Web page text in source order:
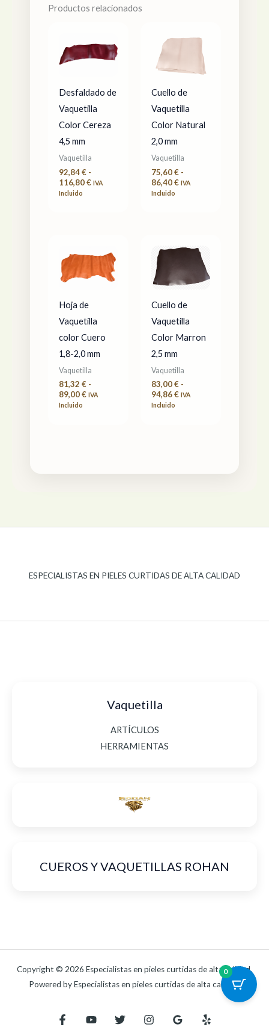
Productos relacionados
Desfaldado de
Vaquetilla
Color Cereza
4,5 mm
Vaquetilla
92,84€ -
116,80€
precios:
desde
116,80 €
IVA
Incluido
Cuello de
Vaquetilla
Color Natural
2,0 mm
Vaquetilla
75,60€ -
86,40€
de
precios:
75,60 €
86,40 €
IVA
Incluido
Hoja de
Vaquetilla
color Cuero
1,8-2,0 mm
Vaquetilla
81,32 € -
89,00€
precios:
desde
81,32 €
IVA
Incluido
Cuello de
Vaquetilla
Color Marron
2,5 mm
Vaquetilla
83,00€ -
94,86€
de
precios:
desde
83,00 €
94,86 €
IVA
Incluido
ESPECIALISTAS EN PIELES CURTIDAS DE ALTA CALIDAD
Vaquetilla
ARTÍCULOS
HERRAMIENTAS
CUEROS Y VAQUETILLAS ROHAN
Copyright © 2026 Especialistas en pieles curtidas de alta calidad.
Powered by Especialistas en pieles curtidas de alta calidad.
0